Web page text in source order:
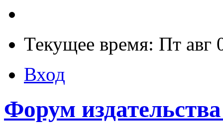
Текущее время: Пт авг
Вход
Форум